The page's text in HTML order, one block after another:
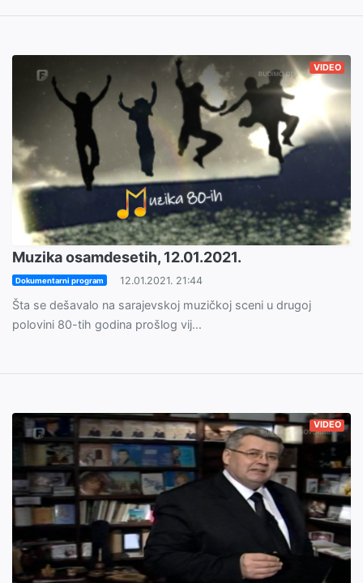
VIDEO
Muzika osamdesetih, 12.01.2021.
Dokumentarni program 12.01.2021. 21:44
Šta se dešavalo na sarajevskoj muzičkoj sceni u drugoj
polovini 80-tih godina prošlog vij...
VIDEO